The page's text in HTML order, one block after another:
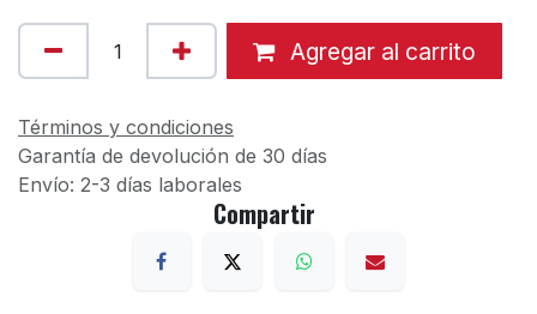
Agregar al carrito
Términos y condiciones
Garantía de devolución de 30 días
Envío: 2-3 días laborales
Compartir